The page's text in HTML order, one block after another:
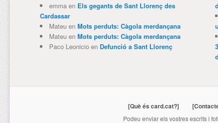
emmaen Els gegants de Sant Llorenç des
Cardassar
Mateuen Mots perduts: Càgola merdançana
Mateuen Mots perduts: Càgola merdançana
Paco Leonicioen Defunció a Sant Llorenç
[Què és card.cat?]
Podeu enviar els vostres escrits i